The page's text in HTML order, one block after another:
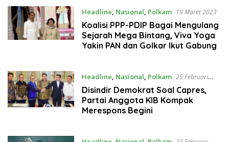
Headline, Nasional, Polkam 19 Maret 2023
Koalisi PPP-PDIP Bagai Mengulang
Sejarah Mega Bintang, Viva Yoga
Yakin PAN dan Golkar Ikut Gabung
Headline, Nasional, Polkam 25 Februari
2023
Disindir Demokrat Soal Capres,
Partai Anggota KIB Kompak
Merespons Begini